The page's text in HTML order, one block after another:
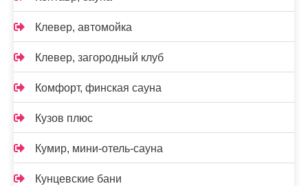
Клевер, автомойка
Клевер, загородный клуб
Комфорт, финская сауна
Кузов плюс
Кумир, мини-отель-сауна
Кунцевские бани